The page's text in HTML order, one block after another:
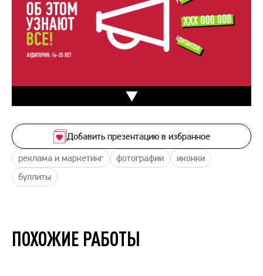
реклама и маркетинг фотографии
иконки
буллиты
Добавить презентацию в избранное
ПОХОЖИЕ РАБОТЫ